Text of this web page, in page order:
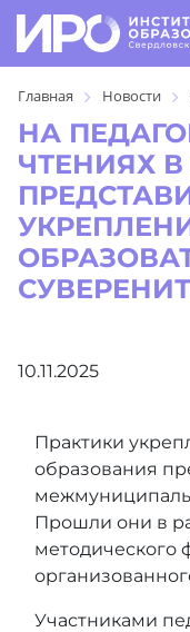
Главная Новости
НА
ЧТЕНИЯХ
10.11.2025
Практики
образования
Прошли они в
Участниками